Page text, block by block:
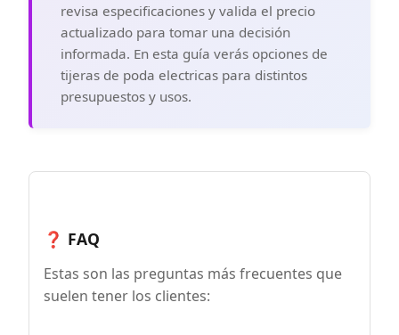
🔥【2000 mAh Batería Dual de Alta
Eficiencia】 ¡Potencia y duración
excepcionales! Incluye dos baterías
eficientes de 2000 mAh, que se cargan en
2-3 horas y ofrecen 4 horas de uso
continuo. ¡Olvídate de cargas
🔥【Aplicaciones Versátiles】 Ofrece dos
cortes para tamaños mayores).
Herramienta esencial para jardines,
parques, granjas, huertos e
revisa especificaciones y valida el precio
actualizado para tomar una decisión
informada. En esta guía verás opciones de
tijeras de poda electricas para distintos
presupuestos y usos.
❓ FAQ
Estas son las preguntas más frecuentes que
suelen tener los clientes: